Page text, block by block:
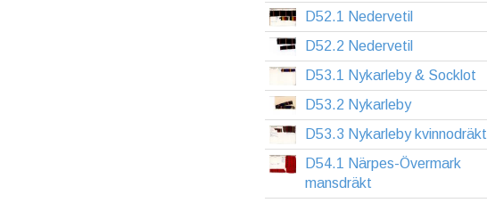
D52.1 Nedervetil
D52.2 Nedervetil
D53.1 Nykarleby & Socklot
D53.2 Nykarleby
D53.3 Nykarleby kvinnodräkt
D54.1 Närpes-Övermark
mansdräkt